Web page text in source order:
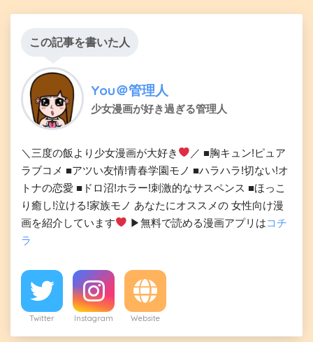
この記事を書いた人
You＠管理人
少女漫画が好き過ぎる管理人
＼三度の飯より少女漫画が大好き
／ ■胸キュン!ピュア
ラブコメ ■アツい友情!青春学園モノ ■ハラハラ!切ない!オ
トナの恋愛 ■ドロ沼!ホラー!刺激的なサスペンス ■ほっこ
り癒し!泣ける!家族モノ あなたにオススメの 女性向け漫
画を紹介しています
▶︎無料で読める漫画アプリはコチ
ラ
Twitter Instagram Website